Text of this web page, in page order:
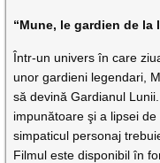
“Mune, le gardien de la
Într-un univers în care
unor gardieni legendari,
să devină Gardianul
impunătoare şi a lipsei
simpaticul personaj
Filmul este disponibil în